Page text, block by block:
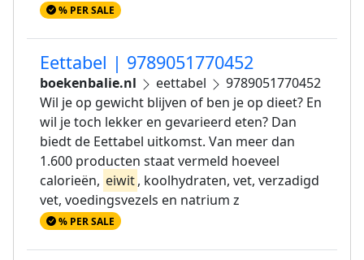
% PER SALE
Eettabel | 9789051770452
boekenbalie.nl eettabel
9789051770452
Wil je op gewicht blijven of ben je op dieet? En
wil je toch lekker en gevarieerd eten? Dan
biedt de Eettabel uitkomst. Van meer dan
1.600 producten staat vermeld hoeveel
calorieën, eiwit, koolhydraten, vet, verzadigd
vet, voedingsvezels en natrium z
% PER SALE